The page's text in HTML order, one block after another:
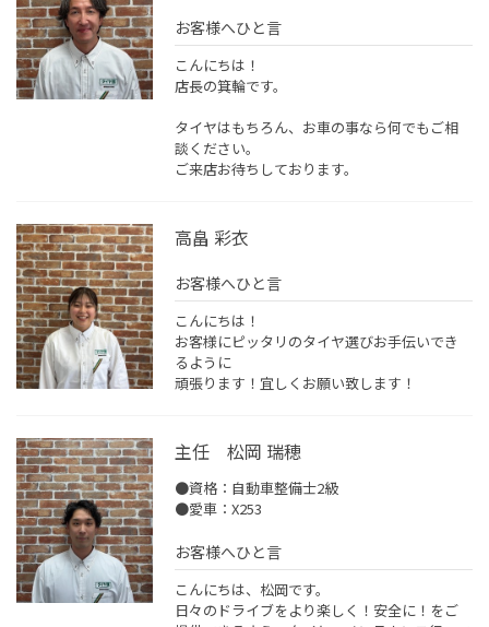
お客様へひと言
こんにちは！
店長の箕輪です。
タイヤはもちろん、お車の事なら何でもご相
談ください。
ご来店お待ちしております。
高畠 彩衣
お客様へひと言
こんにちは！
お客様にピッタリのタイヤ選びお手伝いでき
るように
頑張ります！宜しくお願い致します！
主任 松岡 瑞穂
●資格：自動車整備士2級
●愛車：X253
お客様へひと言
こんにちは、松岡です。
日々のドライブをより楽しく！安全に！をご